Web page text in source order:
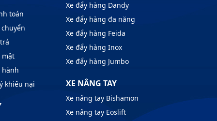
toán
mật
hành
khiếu nại
Xe đẩy hàng Dandy
Xe đẩy hàng đa năng
Xe đẩy hàng Feida
Xe đẩy hàng Inox
Xe đẩy hàng Jumbo
XE NÂNG TAY
Xe nâng tay Bishamon
Xe nâng tay Eoslift